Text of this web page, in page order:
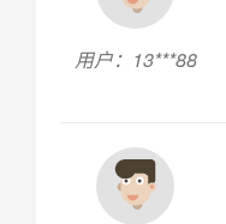
用户：13***88